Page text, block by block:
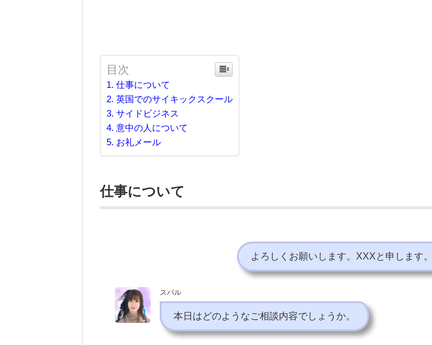
目次
仕事について
英国でのサイキックスクール
サイドビジネス
意中の人について
お礼メール
仕事について
よろしくお願いします。XXXと申します。
スバル
本日はどのようなご相談内容でしょうか。